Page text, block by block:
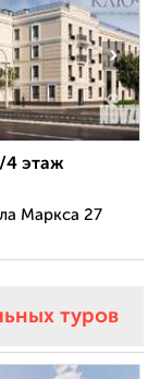
›
4 этаж
Маркса 27
туров